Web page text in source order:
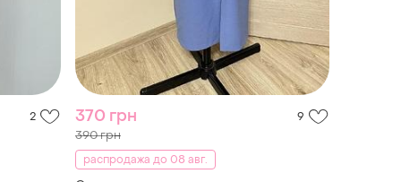
2 370 грн 9
390 грн
распродажа до 08 авг.